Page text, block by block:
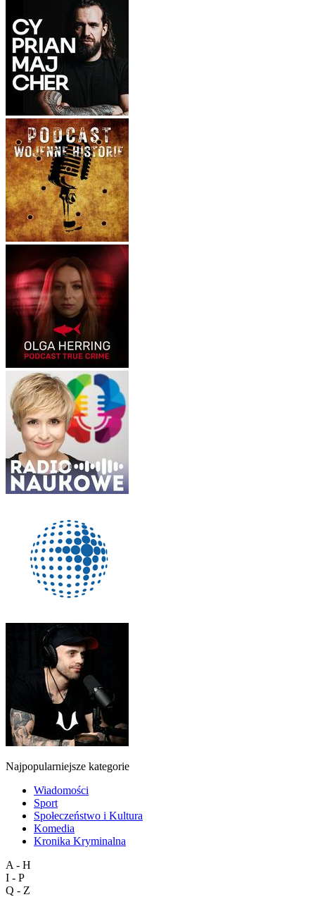
Najpopularniejsze kategorie
Wiadomości
Sport
Społeczeństwo i Kultura
Komedia
Kronika Kryminalna
A - H
I - P
Q - Z